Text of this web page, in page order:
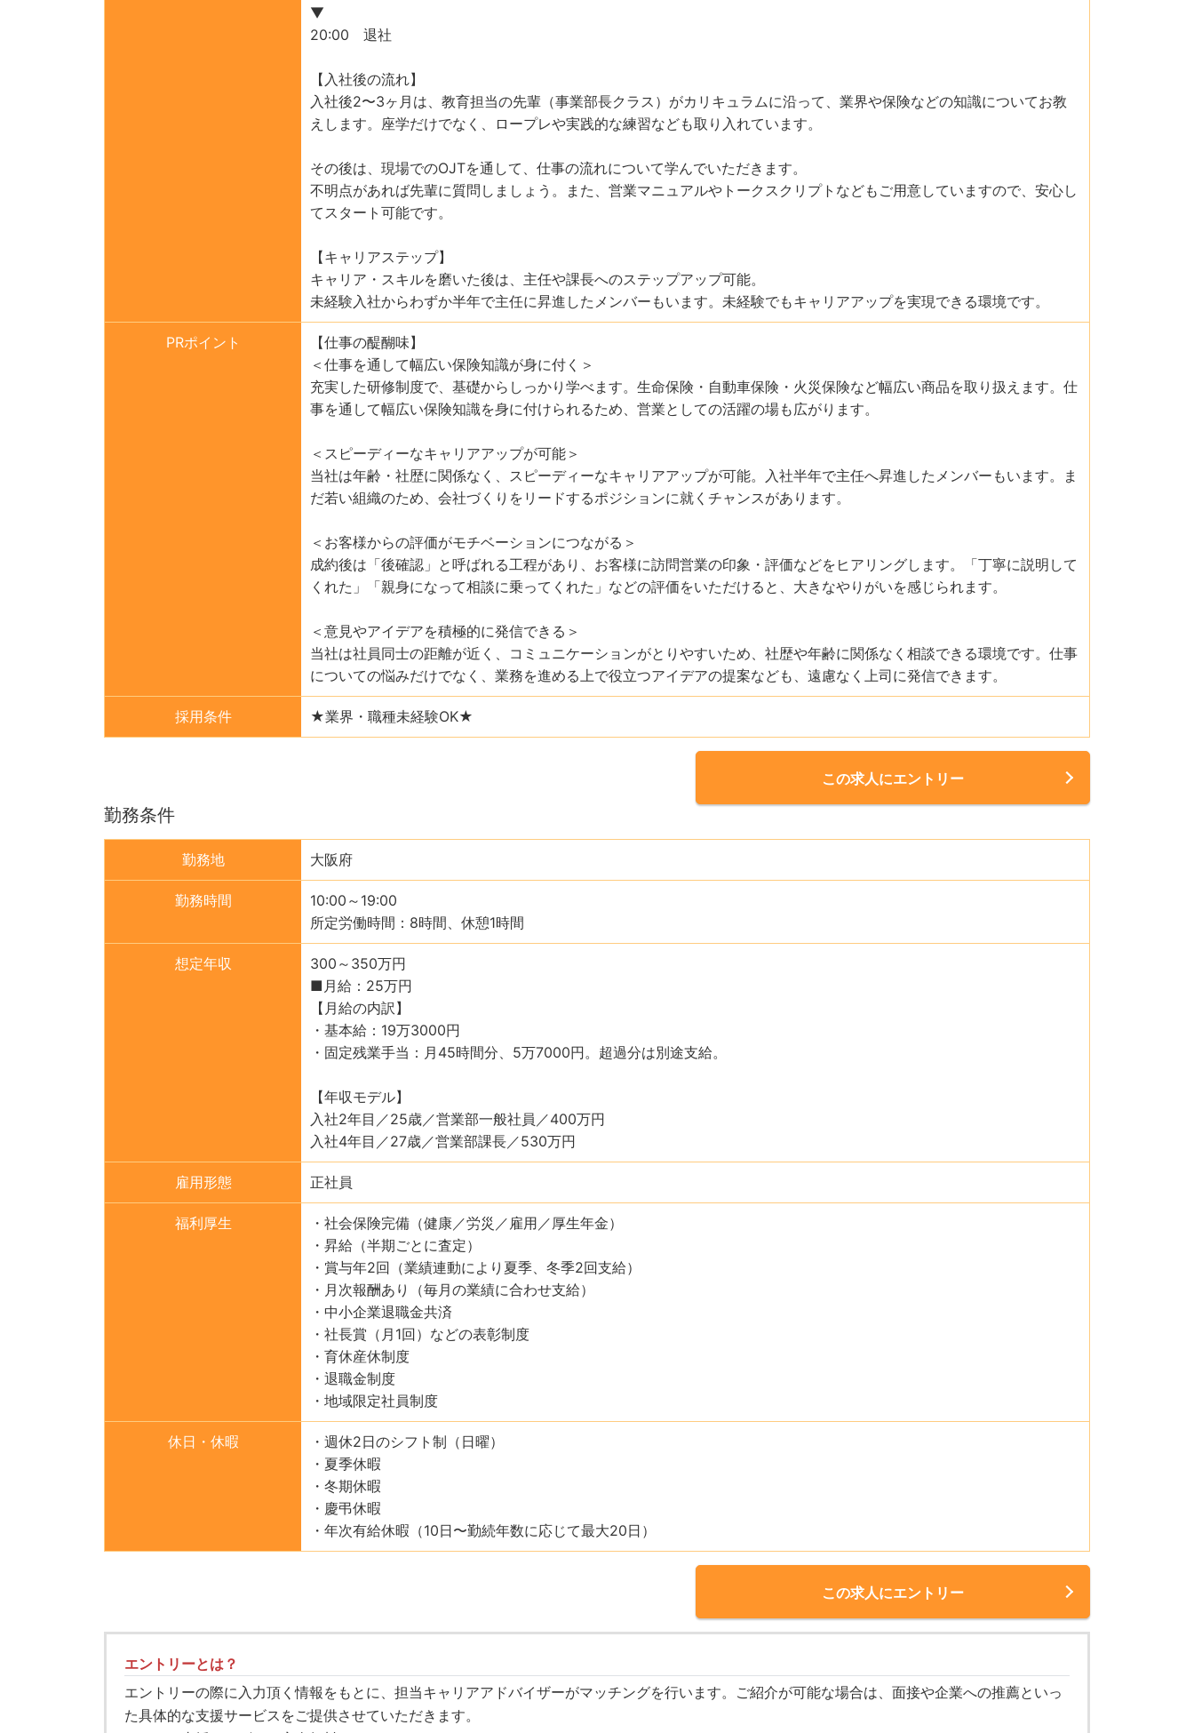
▼
20:00 退社
【入社後の流れ】
入社後2〜3ヶ月は、教育担当の先輩（事業部長クラス）がカリキュラムに沿って、業界や保険などの知識についてお教
えします。座学だけでなく、ロープレや実践的な練習なども取り入れています。
その後は、現場でのOJTを通して、仕事の流れについて学んでいただきます。
不明点があれば先輩に質問しましょう。また、営業マニュアルやトークスクリプトなどもご用意していますので、安心し
てスタート可能です。
【キャリアステップ】
キャリア・スキルを磨いた後は、主任や課長へのステップアップ可能。
未経験入社からわずか半年で主任に昇進したメンバーもいます。未経験でもキャリアアップを実現できる環境です。
PRポイント
【仕事の醍醐味】
＜仕事を通して幅広い保険知識が身に付く＞
充実した研修制度で、基礎からしっかり学べます。生命保険・自動車保険・火災保険など幅広い商品を取り扱えます。仕
事を通して幅広い保険知識を身に付けられるため、営業としての活躍の場も広がります。
＜スピーディーなキャリアアップが可能＞
当社は年齢・社歴に関係なく、スピーディーなキャリアアップが可能。入社半年で主任へ昇進したメンバーもいます。ま
だ若い組織のため、会社づくりをリードするポジションに就くチャンスがあります。
＜お客様からの評価がモチベーションにつながる＞
成約後は「後確認」と呼ばれる工程があり、お客様に訪問営業の印象・評価などをヒアリングします。「丁寧に説明して
くれた」「親身になって相談に乗ってくれた」などの評価をいただけると、大きなやりがいを感じられます。
＜意見やアイデアを積極的に発信できる＞
当社は社員同士の距離が近く、コミュニケーションがとりやすいため、社歴や年齢に関係なく相談できる環境です。仕事
についての悩みだけでなく、業務を進める上で役立つアイデアの提案なども、遠慮なく上司に発信できます。
採用条件 ★業界・職種未経験OK★
この求人にエントリー
勤務条件
勤務地 大阪府
勤務時間
10:00～19:00
所定労働時間：8時間、休憩1時間
想定年収
300～350万円
■月給：25万円
【月給の内訳】
・基本給：19万3000円
・固定残業手当：月45時間分、5万7000円。超過分は別途支給。
【年収モデル】
入社2年目／25歳／営業部一般社員／400万円
入社4年目／27歳／営業部課長／530万円
雇用形態 正社員
福利厚生
・社会保険完備（健康／労災／雇用／厚生年金）
・昇給（半期ごとに査定）
・賞与年2回（業績連動により夏季、冬季2回支給）
・月次報酬あり（毎月の業績に合わせ支給）
・中小企業退職金共済
・社長賞（月1回）などの表彰制度
・育休産休制度
・退職金制度
・地域限定社員制度
休日・休暇
・週休2日のシフト制（日曜）
・夏季休暇
・冬期休暇
・慶弔休暇
・年次有給休暇（10日〜勤続年数に応じて最大20日）
この求人にエントリー
エントリーとは？
エントリーの際に入力頂く情報をもとに、担当キャリアアドバイザーがマッチングを行います。ご紹介が可能な場合は、面接や企業への推薦といっ
た具体的な支援サービスをご提供させていただきます。